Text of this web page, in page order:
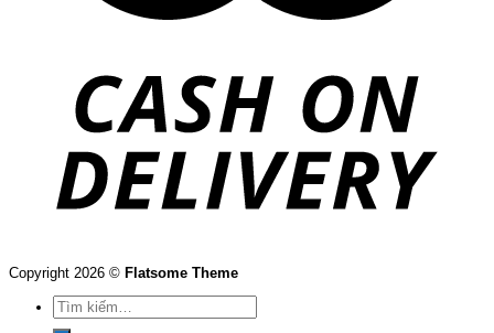
Copyright 2026 © Flatsome Theme
Tìm
kiếm: